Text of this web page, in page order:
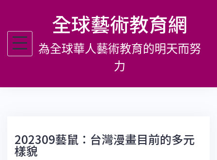
主
全球藝術教育網
為全球華人藝術教育的明天而努
力
202309藝鼠：台灣漫畫目前的多元
樣貌